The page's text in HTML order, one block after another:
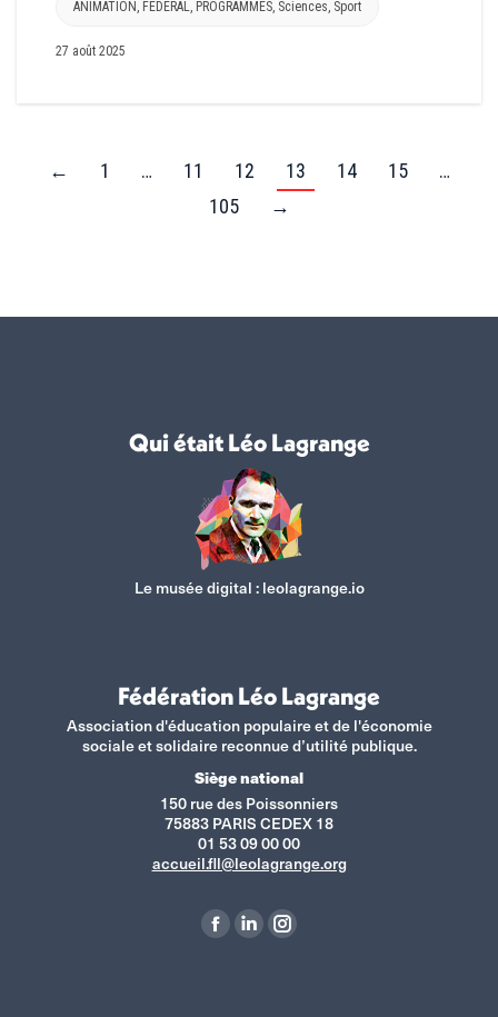
ANIMATION FEDERAL PROGRAMMES Sciences Sport
27 août 2025
← 1 … 11 12 13 14 15
…
105
→
Qui était Léo Lagrange
Le musée digital :leolagrange.io
Fédération Léo Lagrange
Association d'éducation populaire et de l'économie
sociale et solidaire reconnue d’utilité publique.
Siège national
150 rue des Poissonniers
75883 PARIS CEDEX 18
01 53 09 00 00
accueil.fll@leolagrange.org
La
La
La